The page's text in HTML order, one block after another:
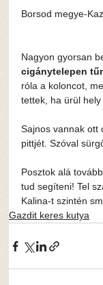
Borsod megye-
Nagyon gyorsan
cigánytelepen
róla a koloncot,
tettek, ha ürül
Sajnos vannak ott
pittjét. Szóval
Posztok alá
tud segíteni! Tel
Kalina-t szintén
Gazdit keres kutya